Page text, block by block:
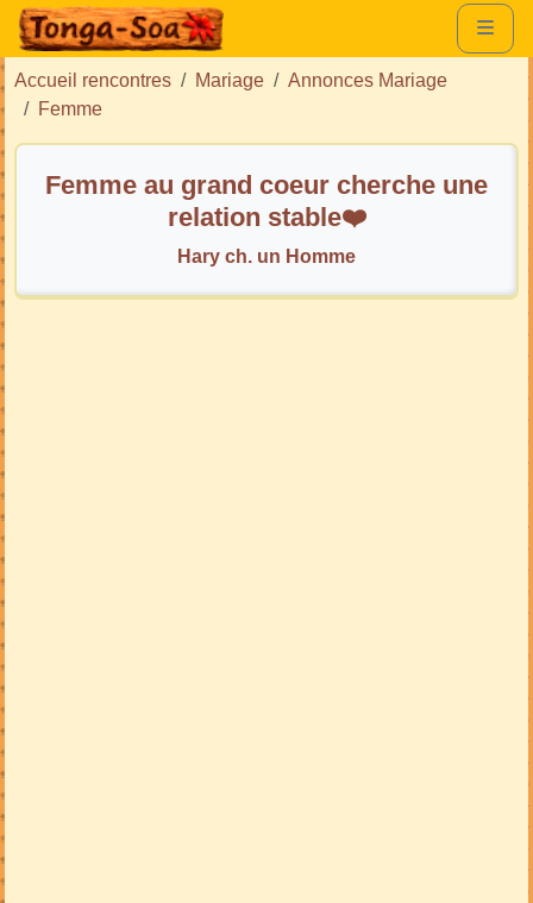
Accueil rencontres Mariage
Annonces Mariage
Femme
Femme au grand coeur cherche une
relation stable❤️
Hary ch. un Homme